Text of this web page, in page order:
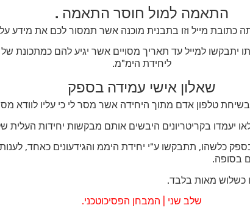
התאמה למול חוסר התאמה .
מייל וזו בתבנית מוכנה אשר תמסור לכם את מידע
יתבקשו למייל עד תאריך מסויים אשר יגיע להם כמתכונת
ליחידת הימ"מ.
שאלון אישי עמידה בספק
טלפון אדם מתוך היחידה אשר מסר לי כי עליו לוודא
יעמדו בקריטריונים היבשים אותם מבקשות יחידות
כלשהו, תתבקשו ע"י יחידת היממ והגידעונים כאחד,
בסופה.
כשלוש מאות בלבד.
שלב שני | המבחן הפסיכוטכני.